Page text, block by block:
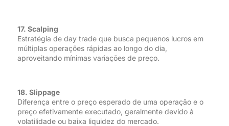
17. Scalping
Estratégia de day trade que busca pequenos lucros em
múltiplas operações rápidas ao longo do dia,
aproveitando mínimas variações de preço.
18. Slippage
Diferença entre o preço esperado de uma operação e o
preço efetivamente executado, geralmente devido à
volatilidade ou baixa liquidez do mercado.